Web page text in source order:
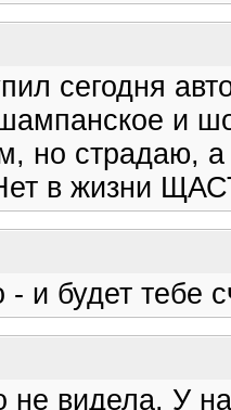
сегодня
и
но страдаю,
в жизни
- и будет тебе
не видела. У